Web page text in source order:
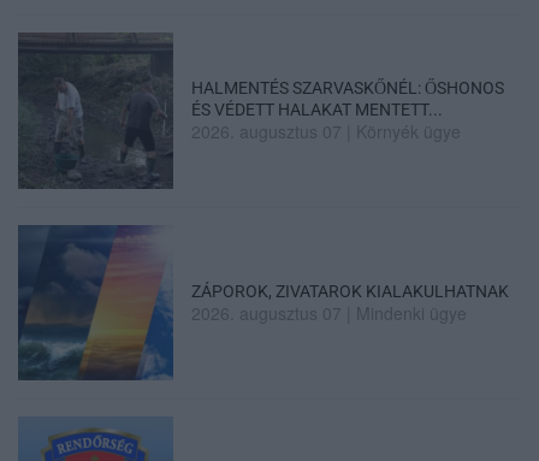
HALMENTÉS SZARVASKŐNÉL: ŐSHONOS
ÉS VÉDETT HALAKAT MENTETT...
2026. augusztus 07 Környék ügye
ZÁPOROK, ZIVATAROK KIALAKULHATNAK
2026. augusztus 07 Mindenki ügye